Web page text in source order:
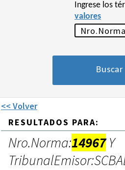
Ingrese los
valores
<< Volver
RESULTADOS PARA:
Nro.Norma:14967Y